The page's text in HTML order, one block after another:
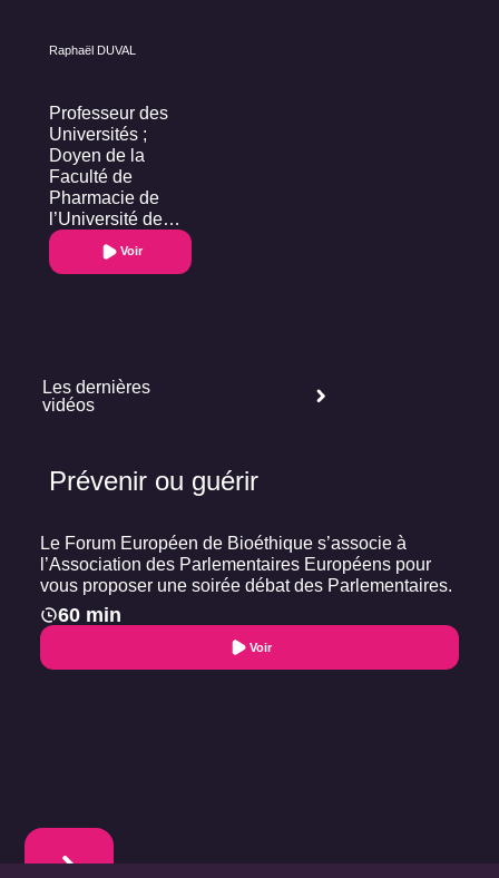
Raphaël DUVAL
Professeur des
Universités ;
Doyen de la
Faculté de
Pharmacie de
l’Université de
Lorraine
Voir
Les dernières
vidéos
Prévenir ou guérir
Le Forum Européen de Bioéthique s’associe à
l’Association des Parlementaires Européens pour
vous proposer une soirée débat des Parlementaires.
60 min
Voir